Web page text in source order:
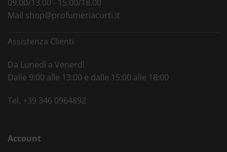
09.00/13.00 - 15.00/18.00
Mail shop@profumeriacurti.it
Assistenza Clienti
Da Lunedì a Venerdì
Dalle 9:00 alle 13:00 e dalle 15:00 alle 18:00
Tel. +39 346 0964892
Account